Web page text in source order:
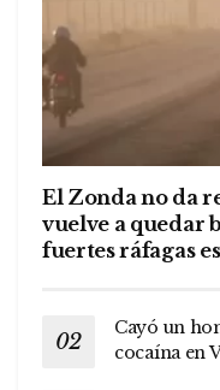
El Zonda no da
vuelve a quedar
fuertes ráfagas
Cayó un
cocaína en